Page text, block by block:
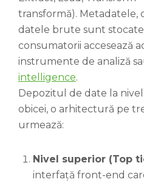
transformă). Metadatele,
datele brute sunt
consumatorii accesează
instrumente de analiză
intelligence.
Depozitul de date la
obicei, o arhitectură pe
urmează:
Nivel superior (Top
interfață front-end